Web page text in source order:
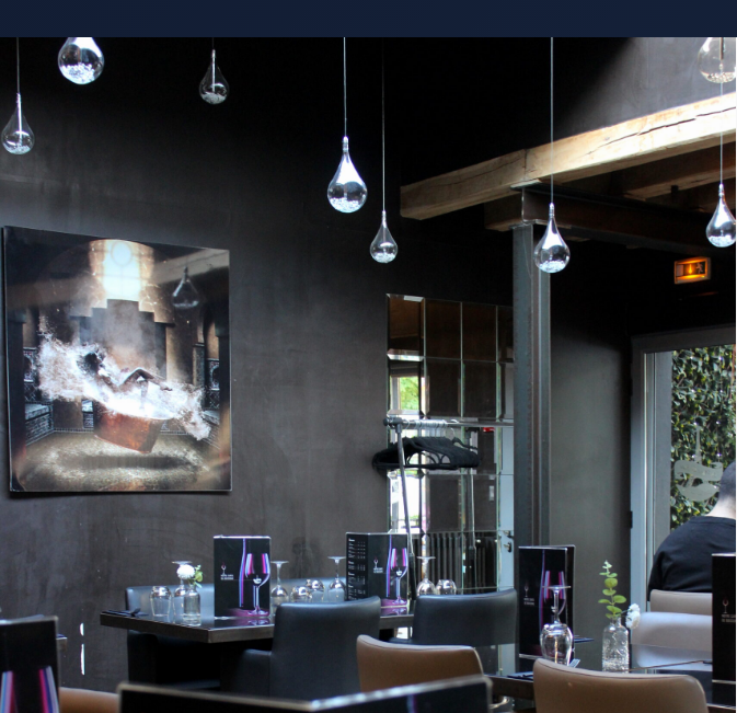
Chercher un Restaurant Val de Marne réputé offre davantage de chances de vivre une belle expérience. Un Restaurant Val de Marne reste une
solution appréciée pour partager un repas agréable. L’atmosphère proposée par un Restaurant Val de Marne compte autant que la cuisine. Un
menu complet permet à un Restaurant Val de Marne de toucher un public plus large. La fraîcheur des produits reste essentielle dans tout
Restaurant Val de Marne sérieux. La réactivité du personnel aide un Restaurant Val de Marne à fidéliser sa clientèle. Un Restaurant Val de Marne
bien situé améliore l’expérience dès l’arrivée. Un Restaurant Val de Marne bien préparé pour le service du midi offre un réel confort. Pour un dîner
convivial, un Restaurant Val de Marne avec une belle ambiance est apprécié. Pour recevoir des partenaires, un Restaurant Val de Marne sérieux
peut être pertinent. La maîtrise des prix renforce la satisfaction des clients d’un Restaurant Val de Marne. La carte d’un Restaurant Val de Marne
devient plus mémorable avec des plats phares. La régularité est une qualité essentielle pour un Restaurant Val de Marne apprécié. Lire les
retours publiés peut rassurer avant de réserver un Restaurant Val de Marne. Un Restaurant Val de Marne peut séduire avec un style culinaire
classique ou créatif. Dans certains cas, réserver un Restaurant Val de Marne devient presque indispensable. Le confort familial constitue un atout
supplémentaire pour un Restaurant Val de Marne. Pour un tête-à-tête, un Restaurant Val de Marne à l’ambiance douce est idéal. Un Restaurant
Val de Marne peut marquer les esprits par le soin visuel apporté à ses plats. La qualité d’entretien d’un Restaurant Val de Marne influence
immédiatement le ressenti. Trouver un Restaurant Val de Marne satisfaisant implique de considérer plusieurs critères.
Un Restaurant Val de Marne peut marquer son territoire par la satisfaction qu’il procure. Le style d’un Restaurant Val de Marne apparaît
immédiatement à travers son accueil. Un Restaurant Val de Marne avec une équipe attentive inspire immédiatement confiance. Le savoir-faire
technique s’exprime dans les cuissons d’un Restaurant Val de Marne. La mise en bouche d’un Restaurant Val de Marne prépare l’expérience
culinaire. Les recettes principales donnent du relief à la proposition d’un Restaurant Val de Marne. La carte sucrée d’un Restaurant Val de Marne
peut faire la différence. Les retours favorables améliorent l’image d’un Restaurant Val de Marne. Un Restaurant Val de Marne gagne en
attractivité avec une offre boissons cohérente. Un Restaurant Val de Marne s’adapte aussi bien aux repas prévus qu’aux envies spontanées. Le
confort du mobilier valorise l’accueil d’un Restaurant Val de Marne. Un Restaurant Val de Marne avec espace extérieur attire souvent davantage
l’attention. Le rythme du service influence la fluidité d’un repas dans un Restaurant Val de Marne. La ligne directrice culinaire d’un Restaurant Val
de Marne doit rester lisible. Des portions bien pensées soutiennent la réputation d’un Restaurant Val de Marne. Un Restaurant Val de Marne peut
marquer les esprits grâce à une approche culinaire délicate. La proximité avec la clientèle locale aide un Restaurant Val de Marne à durer. Un
Restaurant Val de Marne attractif en ligne augmente ses chances d’être choisi. Un Restaurant Val de Marne peut offrir un cadre adapté aux
célébrations. L’intérêt d’un Restaurant Val de Marne se révèle dans la satisfaction générale qu’il procure.
Un Restaurant Val de Marne peut convenir à plusieurs styles de repas. La salle d’un Restaurant Val de Marne influence fortement le ressenti
global. La bonne tenue d’un Restaurant Val de Marne rassure dès le premier regard. Un Restaurant Val de Marne peut exprimer sa maîtrise à
travers chaque recette. Un Restaurant Val de Marne marquant combine souvent cadre, accueil et cuisine. La gestion du son fait partie des
détails importants dans un Restaurant Val de Marne. Un Restaurant Val de Marne peut séduire davantage avec une amplitude adaptée. Un
Restaurant Val de Marne simple mais bien tenu peut satisfaire pleinement. L’exigence supérieure peut devenir la marque d’un Restaurant Val de
Marne. Un Restaurant Val de Marne gagne en personnalité grâce à sa décoration. La gestion des pics d’activité révèle souvent le niveau d’un
Restaurant Val de Marne. Une attitude chaleureuse améliore fortement l’image d’un Restaurant Val de Marne. Un Restaurant Val de Marne bien
structuré facilite la prise de décision du client. Un Restaurant Val de Marne sérieux anticipe la disponibilité de ses recettes. Le bouche-à-oreille
aide beaucoup un Restaurant Val de Marne de qualité. L’intérêt d’un Restaurant Val de Marne repose souvent sur une belle cohérence
d’ensemble. Une bonne sélection de Restaurant Val de Marne favorise un vrai moment de détente. Dans le Val-de-Marne, la qualité d’un
restaurant se lit dans plusieurs détails. La force d’un Restaurant Val de Marne tient à la qualité complète de son accueil.